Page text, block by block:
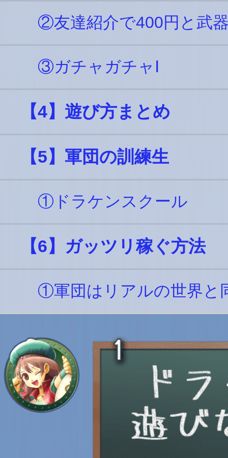
②友達紹介で400円と武
③ガチャガチャⅠ
【4】遊び方まとめ
【5】軍団の訓練生
①ドラケンスクール
【6】ガッツリ稼ぐ方法
①軍団はリアルの世界と